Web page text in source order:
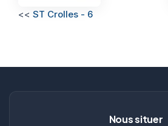
<< ST Crolles - 6
Nous situer